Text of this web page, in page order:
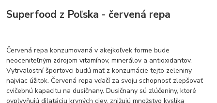
Superfood z Poľska - červená repa
Červená repa konzumovaná v akejkoľvek forme bude
neoceniteľným zdrojom vitamínov, minerálov a antioxidantov.
Vytrvalostní športovci budú mať z konzumácie tejto zeleniny
najviac úžitok. Červená repa vďačí za svoju schopnosť zlepšovať
cvičebnú kapacitu na dusičnany. Dusičnany sú zlúčeniny, ktoré
ovplyvňujú dilatáciu krvných ciev, znižujú množstvo kyslíka